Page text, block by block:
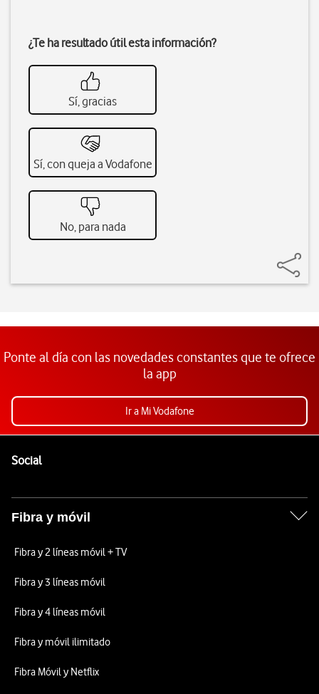
¿Te ha resultado útil esta información?
Sí, gracias
Sí, con queja a Vodafone
No, para nada
Ponte al día con las novedades constantes que te ofrece
la app
Ir a Mi Vodafone
SocialEnlaces a las redes sociales de Vodafone
Fibra y móvil
Fibra y 2 líneas móvil + TV
Fibra y 3 líneas móvil
Fibra y 4 líneas móvil
Fibra y móvil ilimitado
Fibra Móvil y Netflix